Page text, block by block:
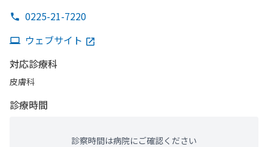
0225-21-7220
ウェブサイト
対応診療科
皮膚科
診療時間
診察時間は病院にご確認ください